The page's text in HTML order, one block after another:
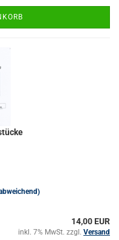
14,00 EUR
inkl. 7% MwSt. zzgl. Versand